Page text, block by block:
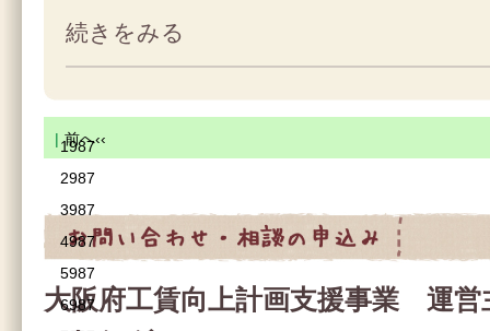
続きをみる
| 前へ‹‹
1987
2987
3987
4987
5987
6987
お問合せ・相談の申込み
大阪府工賃向上計画支援事業 運営